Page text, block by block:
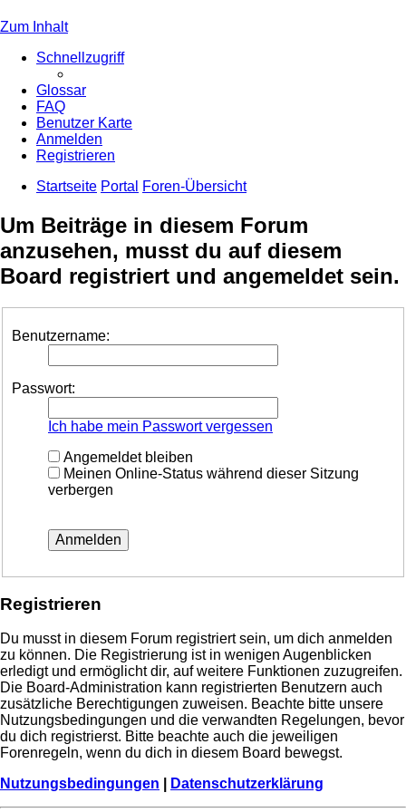
Zum Inhalt
Schnellzugriff
Glossar
FAQ
Benutzer Karte
Anmelden
Registrieren
Startseite Portal Foren-Übersicht
Um Beiträge in diesem Forum
anzusehen, musst du auf diesem
Board registriert und angemeldet sein.
Benutzername:
Passwort:
Ich habe mein Passwort vergessen
Angemeldet bleiben
Meinen Online-Status während dieser Sitzung
verbergen
Registrieren
Du musst in diesem Forum registriert sein, um dich anmelden
zu können. Die Registrierung ist in wenigen Augenblicken
erledigt und ermöglicht dir, auf weitere Funktionen zuzugreifen.
Die Board-Administration kann registrierten Benutzern auch
zusätzliche Berechtigungen zuweisen. Beachte bitte unsere
Nutzungsbedingungen und die verwandten Regelungen, bevor
du dich registrierst. Bitte beachte auch die jeweiligen
Forenregeln, wenn du dich in diesem Board bewegst.
Nutzungsbedingungen
Datenschutzerklärung